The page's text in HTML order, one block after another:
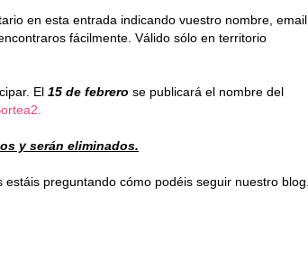
en esta entrada indicando vuestro nombre, email
fácilmente. Válido sólo en territorio
El 15 de febrero se publicará el nombre del
y serán eliminados.
preguntando cómo podéis seguir nuestro blog.